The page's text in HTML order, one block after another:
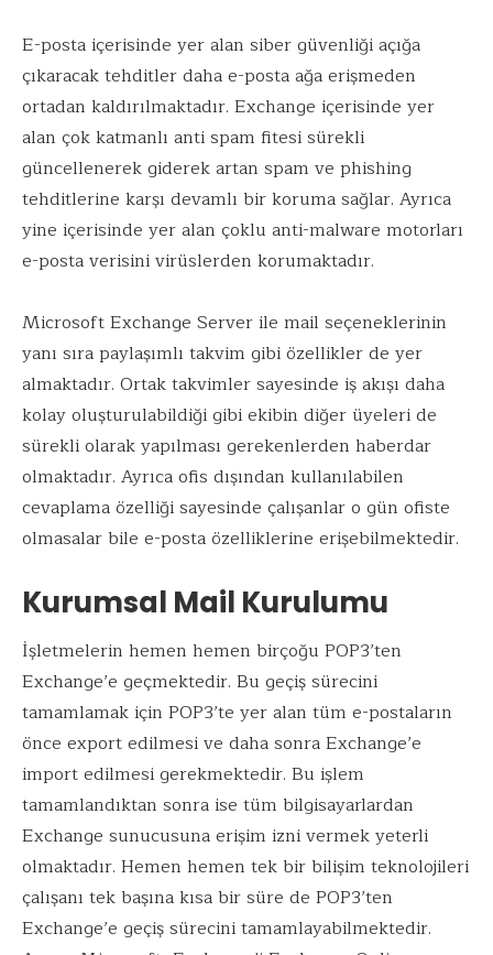
E-posta içerisinde yer alan siber güvenliği açığa
çıkaracak tehditler daha e-posta ağa erişmeden
ortadan kaldırılmaktadır. Exchange içerisinde yer
alan çok katmanlı anti spam fitesi sürekli
güncellenerek giderek artan spam ve phishing
tehditlerine karşı devamlı bir koruma sağlar. Ayrıca
yine içerisinde yer alan çoklu anti-malware motorları
e-posta verisini virüslerden korumaktadır.
Microsoft Exchange Server ile mail seçeneklerinin
yanı sıra paylaşımlı takvim gibi özellikler de yer
almaktadır. Ortak takvimler sayesinde iş akışı daha
kolay oluşturulabildiği gibi ekibin diğer üyeleri de
sürekli olarak yapılması gerekenlerden haberdar
olmaktadır. Ayrıca ofis dışından kullanılabilen
cevaplama özelliği sayesinde çalışanlar o gün ofiste
olmasalar bile e-posta özelliklerine erişebilmektedir.
Kurumsal Mail Kurulumu
İşletmelerin hemen hemen birçoğu POP3’ten
Exchange’e geçmektedir. Bu geçiş sürecini
tamamlamak için POP3’te yer alan tüm e-postaların
önce export edilmesi ve daha sonra Exchange’e
import edilmesi gerekmektedir. Bu işlem
tamamlandıktan sonra ise tüm bilgisayarlardan
Exchange sunucusuna erişim izni vermek yeterli
olmaktadır. Hemen hemen tek bir bilişim teknolojileri
çalışanı tek başına kısa bir süre de POP3’ten
Exchange’e geçiş sürecini tamamlayabilmektedir.